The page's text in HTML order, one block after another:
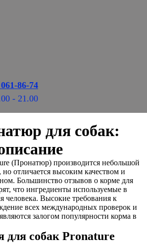
86-74
- 21.00
для собак:
(Пронатюр) производится небольшой
отличается высоким качеством и
Большинство отзывов о корме для
что ингредиенты используемые в
человека. Высокие требования к
всех международных проверок и
залогом популярности корма в
собак Pronature